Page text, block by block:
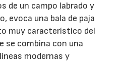
de un campo labrado y
evoca una bala de paja
muy característico del
se combina con una
modernas y